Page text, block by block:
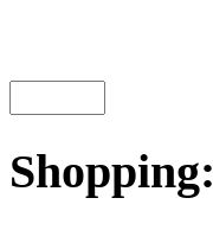
Shopping: